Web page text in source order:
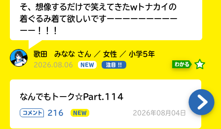
そ、想像するだけで笑えてきたwトナカイの
着ぐるみ着て欲しいですーーーーーーーーー
ーー！！！
歌田 みなな さん ／ 女性 ／ 小学5年
2026.08.06 NEW 注目 !! わかる
なんでもトーク☆Part.114
コメント 216 NEW 2026年08月04日